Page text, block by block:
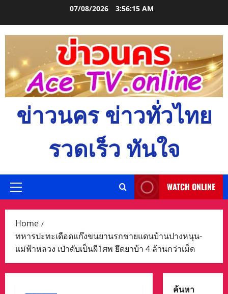
07/08/2026 3:56:16 AM
ข่าวนคร ข่าวทั่วไทย
รวดเร็ว ทันใจ
Primary
WATCH ONLINE
Home
ทหารปะทะเดือดแก๊งขนยานรกชายแดนบ้านปางหนุน-
แม่ฟ้าหลวง เป่าดับเป็นผี1ศพ ยึดยาบ้า 4 ล้านกว่าเม็ด
ค้นหา